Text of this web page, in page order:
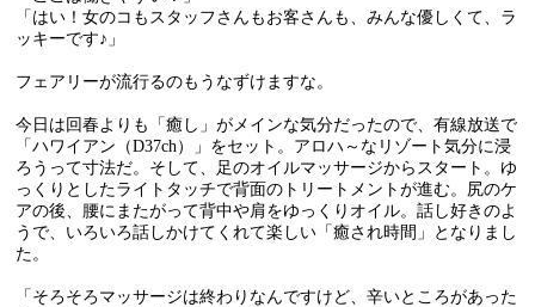
「はい！女のコもスタッフさんもお客さんも、みんな優しくて、ラ
ッキーです♪」
フェアリーが流行るのもうなずけますな。
今日は回春よりも「癒し」がメインな気分だったので、有線放送で
「ハワイアン（D37ch）」をセット。アロハ～なリゾート気分に浸
ろうって寸法だ。そして、足のオイルマッサージからスタート。ゆ
っくりとしたライトタッチで背面のトリートメントが進む。尻のケ
アの後、腰にまたがって背中や肩をゆっくりオイル。話し好きのよ
うで、いろいろ話しかけてくれて楽しい「癒され時間」となりまし
た。
「そろそろマッサージは終わりなんですけど、辛いところがあった